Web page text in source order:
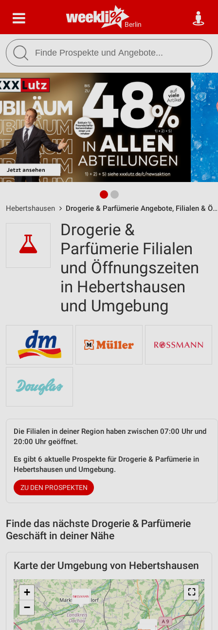
Berlin
Hebertshausen Drogerie & Parfümerie Angebote, Filialen & Öffnungszeiten
Drogerie &
Parfümerie Filialen
und Öffnungszeiten
in Hebertshausen
und Umgebung
Die Filialen in deiner Region haben zwischen 07:00 Uhr und
20:00 Uhr geöffnet.
Es gibt 6 aktuelle Prospekte für Drogerie & Parfümerie in
Hebertshausen und Umgebung.
ZU DEN PROSPEKTEN
Finde das nächste Drogerie & Parfümerie
Geschäft in deiner Nähe
Karte der Umgebung von Hebertshausen
⛶
+
−